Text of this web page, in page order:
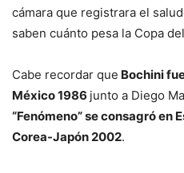
cámara que registrara el
saben cuánto pesa la Copa
Cabe recordar que Bochini
México 1986 junto a Diego
“Fenómeno” se consagró en
Corea-Japón 2002.